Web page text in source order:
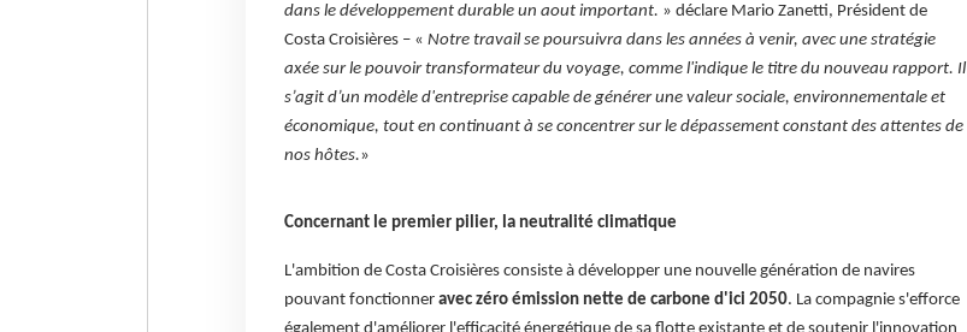
dans le développement durable un aout important. » déclare Mario Zanetti, Président de
Costa Croisières – « Notre travail se poursuivra dans les années à venir, avec une stratégie
axée sur le pouvoir transformateur du voyage, comme l'indique le titre du nouveau rapport. Il
s’agit d’un modèle d'entreprise capable de générer une valeur sociale, environnementale et
économique, tout en continuant à se concentrer sur le dépassement constant des attentes de
nos hôtes.»
Concernant le premier pilier, la neutralité climatique
L'ambition de Costa Croisières consiste à développer une nouvelle génération de navires
pouvant fonctionner avec zéro émission nette de carbone d'ici 2050. La compagnie s'efforce